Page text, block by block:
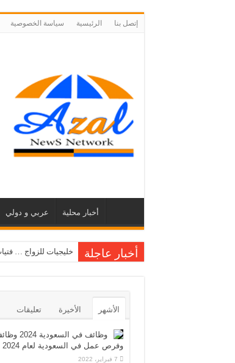
إتصل بنا الرئيسية سياسة الخصوصية
أخبار محلية عربي و دولي
أخبار عاجلة خليجيات للزواج …
الأشهر الأخيرة تعليقات
وظائف في
وفرص عمل في السعودية لعام 2024
7 فبراير، 2022